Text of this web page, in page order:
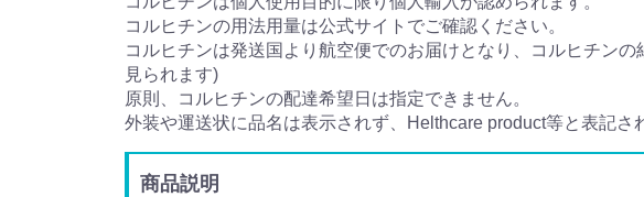
コルヒチンの用法用量は公式サイトでご確認ください。
コルヒチンは発送国より航空便でのお届けとなり、コルヒチン
見られます)
原則、コルヒチンの配達希望日は指定できません。
外装や運送状に品名は表示されず、Helthcare product等と表記さ
商品説明